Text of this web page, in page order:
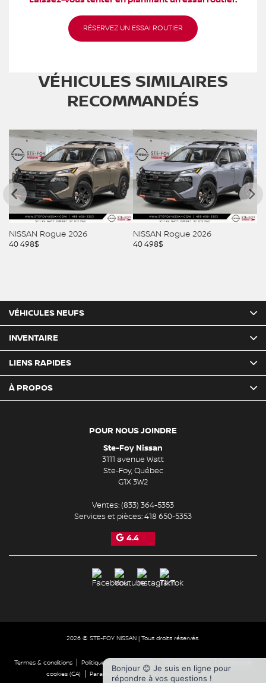
RÉSERVEZ UN ESSAI ROUTIER
VÉHICULES SIMILAIRES
RECOMMANDÉS
NISSAN Rogue 2026
40 498$
NISSAN Rogue 2026
40 498$
POUR NOUS JOINDRE
Ste-Foy Nissan
3111 avenue Watt
Ste-Foy,Québec
G1X 3W2
Ventes:(833) 364-5353
Services et pièces:418 650-5353
4.4
VÉHICULES NEUFS
INVENTAIRE
LIENS RAPIDES
À PROPOS
2026 © STE-FOY NISSAN | Tous droits réservés.
Termes & conditions| Politique et confidentialité
cookies (CA)
Paramétrer les cookies| Droit à la réparation
Bonjour 😊 Je suis en ligne pour
répondre à vos questions !